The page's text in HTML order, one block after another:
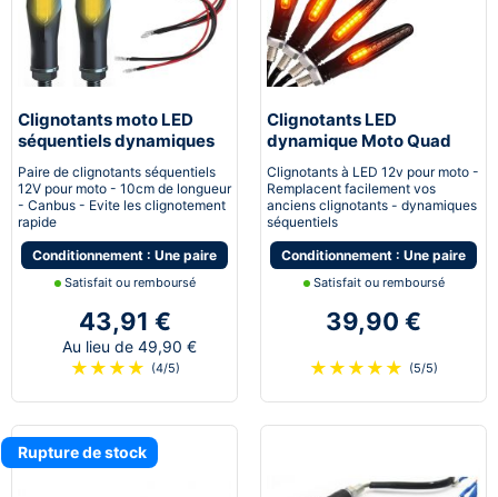
Clignotants moto LED
séquentiels dynamiques
canbus Next-Tech®
Paire de clignotants séquentiels
12V pour moto - 10cm de longueur
- Canbus - Evite les clignotement
rapide
Conditionnement : Une paire
Satisfait ou remboursé
43,91 €
Au lieu de 49,90 €
★ ★ ★ ★ (4/5)
Clignotants LED
dynamique Moto Quad
Scooter Next-Tech®
Clignotants à LED 12v pour moto -
Remplacent facilement vos
anciens clignotants - dynamiques
séquentiels
Conditionnement : Une paire
Satisfait ou remboursé
39,90 €
★ ★ ★ ★ ★ (5/5)
Rupture de stock